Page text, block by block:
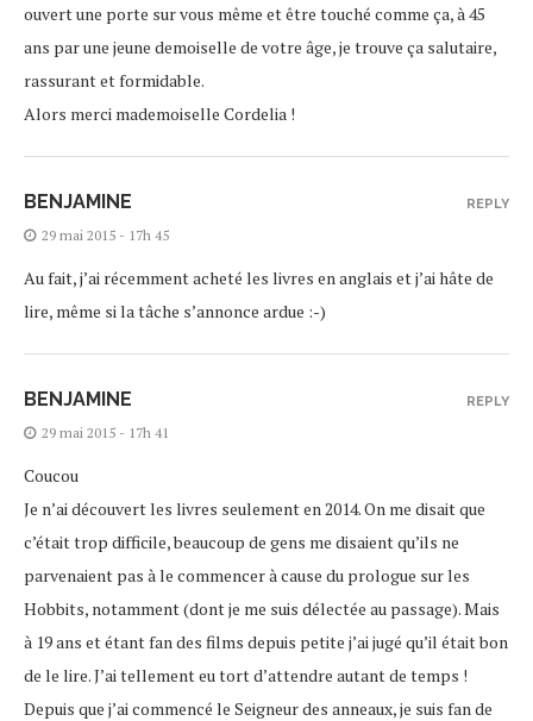
ouvert une porte sur vous même et être touché comme ça, à 45
ans par une jeune demoiselle de votre âge, je trouve ça salutaire,
rassurant et formidable.
Alors merci mademoiselle Cordelia !
BENJAMINE
29 mai 2015 - 17h 45
Au fait, j’ai récemment acheté les livres en anglais et j’ai hâte de
lire, même si la tâche s’annonce ardue :-)
REPLY
BENJAMINE
29 mai 2015 - 17h 41
Coucou
Je n’ai découvert les livres seulement en 2014. On me disait que
c’était trop difficile, beaucoup de gens me disaient qu’ils ne
parvenaient pas à le commencer à cause du prologue sur les
Hobbits, notamment (dont je me suis délectée au passage). Mais
à 19 ans et étant fan des films depuis petite j’ai jugé qu’il était bon
de le lire. J’ai tellement eu tort d’attendre autant de temps !
Depuis que j’ai commencé le Seigneur des anneaux, je suis fan de
REPLY